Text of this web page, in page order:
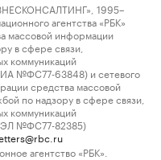
1995–
агентства «РБК»
массовой информации
в сфере связи,
коммуникаций
№ФС77-63848) и сетевого
средства массовой
по надзору в сфере связи,
коммуникаций
ЭЛ №ФС77-82385)
агентство «РБК».